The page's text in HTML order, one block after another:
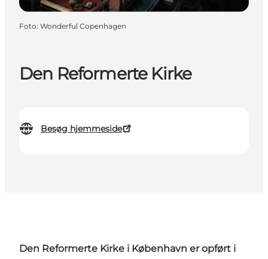
Den Reformerte Kirke
Besøg hjemmeside
Foto: Wonderful Copenhagen
Den Reformerte Kirke i København er opført i